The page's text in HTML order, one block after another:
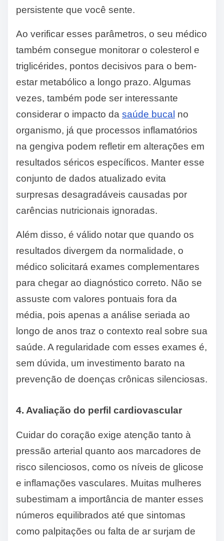
persistente que você sente.
Ao verificar esses parâmetros, o seu médico
também consegue monitorar o colesterol e
triglicérides, pontos decisivos para o bem-
estar metabólico a longo prazo. Algumas
vezes, também pode ser interessante
considerar o impacto da saúde bucal no
organismo, já que processos inflamatórios
na gengiva podem refletir em alterações em
resultados séricos específicos. Manter esse
conjunto de dados atualizado evita
surpresas desagradáveis causadas por
carências nutricionais ignoradas.
Além disso, é válido notar que quando os
resultados divergem da normalidade, o
médico solicitará exames complementares
para chegar ao diagnóstico correto. Não se
assuste com valores pontuais fora da
média, pois apenas a análise seriada ao
longo de anos traz o contexto real sobre sua
saúde. A regularidade com esses exames é,
sem dúvida, um investimento barato na
prevenção de doenças crônicas silenciosas.
4. Avaliação do perfil cardiovascular
Cuidar do coração exige atenção tanto à
pressão arterial quanto aos marcadores de
risco silenciosos, como os níveis de glicose
e inflamações vasculares. Muitas mulheres
subestimam a importância de manter esses
números equilibrados até que sintomas
como palpitações ou falta de ar surjam de